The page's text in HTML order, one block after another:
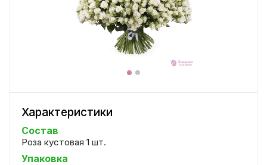
Характеристики
Состав
Роза кустовая 1 шт.
Упаковка